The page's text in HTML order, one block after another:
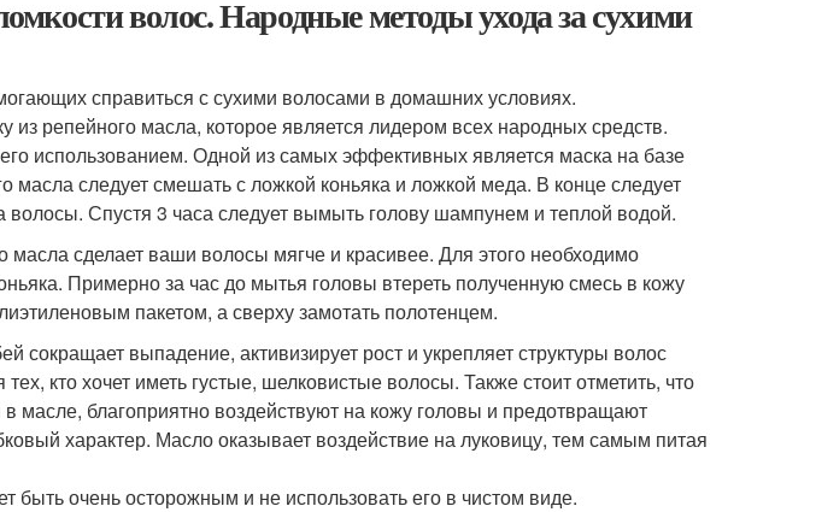
волос. Народные методы ухода за сухими
справиться с сухими волосами в домашних условиях.
из репейного масла, которое является лидером всех народных средств.
использованием. Одной из самых эффективных является маска на базе
масла следует смешать с ложкой коньяка и ложкой меда. В конце следует
волосы. Спустя 3 часа следует вымыть голову шампунем и теплой водой.
масла сделает ваши волосы мягче и красивее. Для этого необходимо
Примерно за час до мытья головы втереть полученную смесь в кожу
пакетом, а сверху замотать полотенцем.
сокращает выпадение, активизирует рост и укрепляет структуры волос
кто хочет иметь густые, шелковистые волосы. Также стоит отметить, что
благоприятно воздействуют на кожу головы и предотвращают
характер. Масло оказывает воздействие на луковицу, тем самым питая
быть очень осторожным и не использовать его в чистом виде.